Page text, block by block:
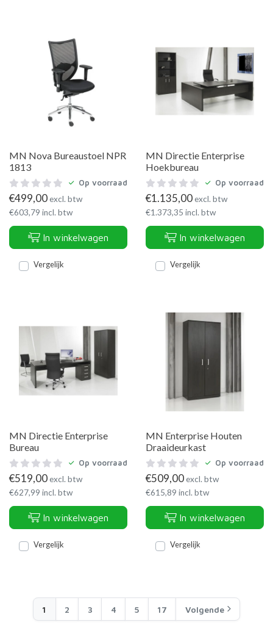
MN Nova Bureaustoel NPR
1813
Op voorraad
€499,00excl. btw
€603,79 incl. btw
In winkelwagen
Vergelijk
MN Directie Enterprise
Hoekbureau
Op voorraad
€1.135,00excl. btw
€1.373,35 incl. btw
In winkelwagen
Vergelijk
MN Directie Enterprise
Bureau
Op voorraad
€519,00excl. btw
€627,99 incl. btw
In winkelwagen
Vergelijk
MN Enterprise Houten
Draaideurkast
Op voorraad
€509,00excl. btw
€615,89 incl. btw
In winkelwagen
Vergelijk
1 2 3 4 5 17 Volgende